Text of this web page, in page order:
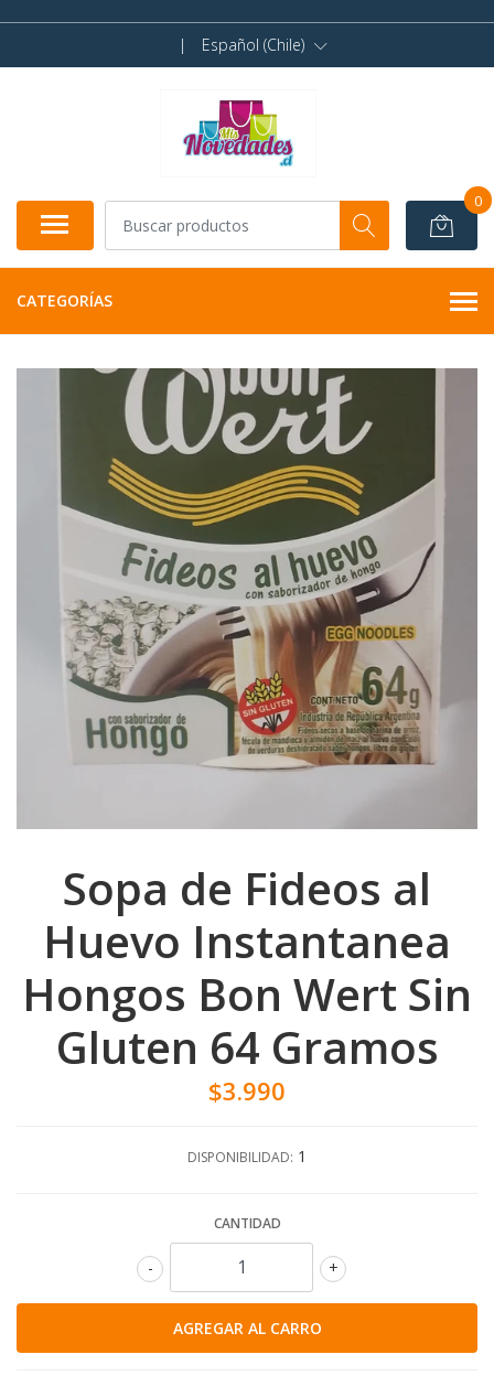
| Español (Chile)
0
CATEGORÍAS
Sopa de Fideos al
Huevo Instantanea
Hongos Bon Wert Sin
Gluten 64 Gramos
$3.990
DISPONIBILIDAD: 1
CANTIDAD
+
-